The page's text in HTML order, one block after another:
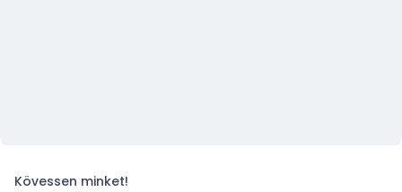
Kövessen minket!